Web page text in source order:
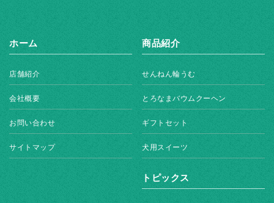
ホーム
店舗紹介
会社概要
お問い合わせ
サイトマップ
商品紹介
せんねん輪うむ
とろなまバウムクーヘン
ギフトセット
犬用スイーツ
トピックス